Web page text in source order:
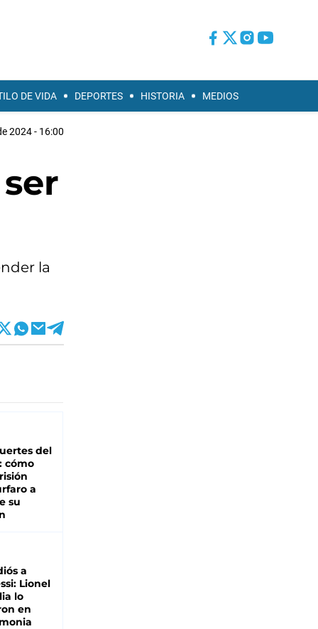
DE VIDA DEPORTES HISTORIA MEDIOS
2024 - 16:00
la
del
cómo
a
su
a
Lionel
lo
en